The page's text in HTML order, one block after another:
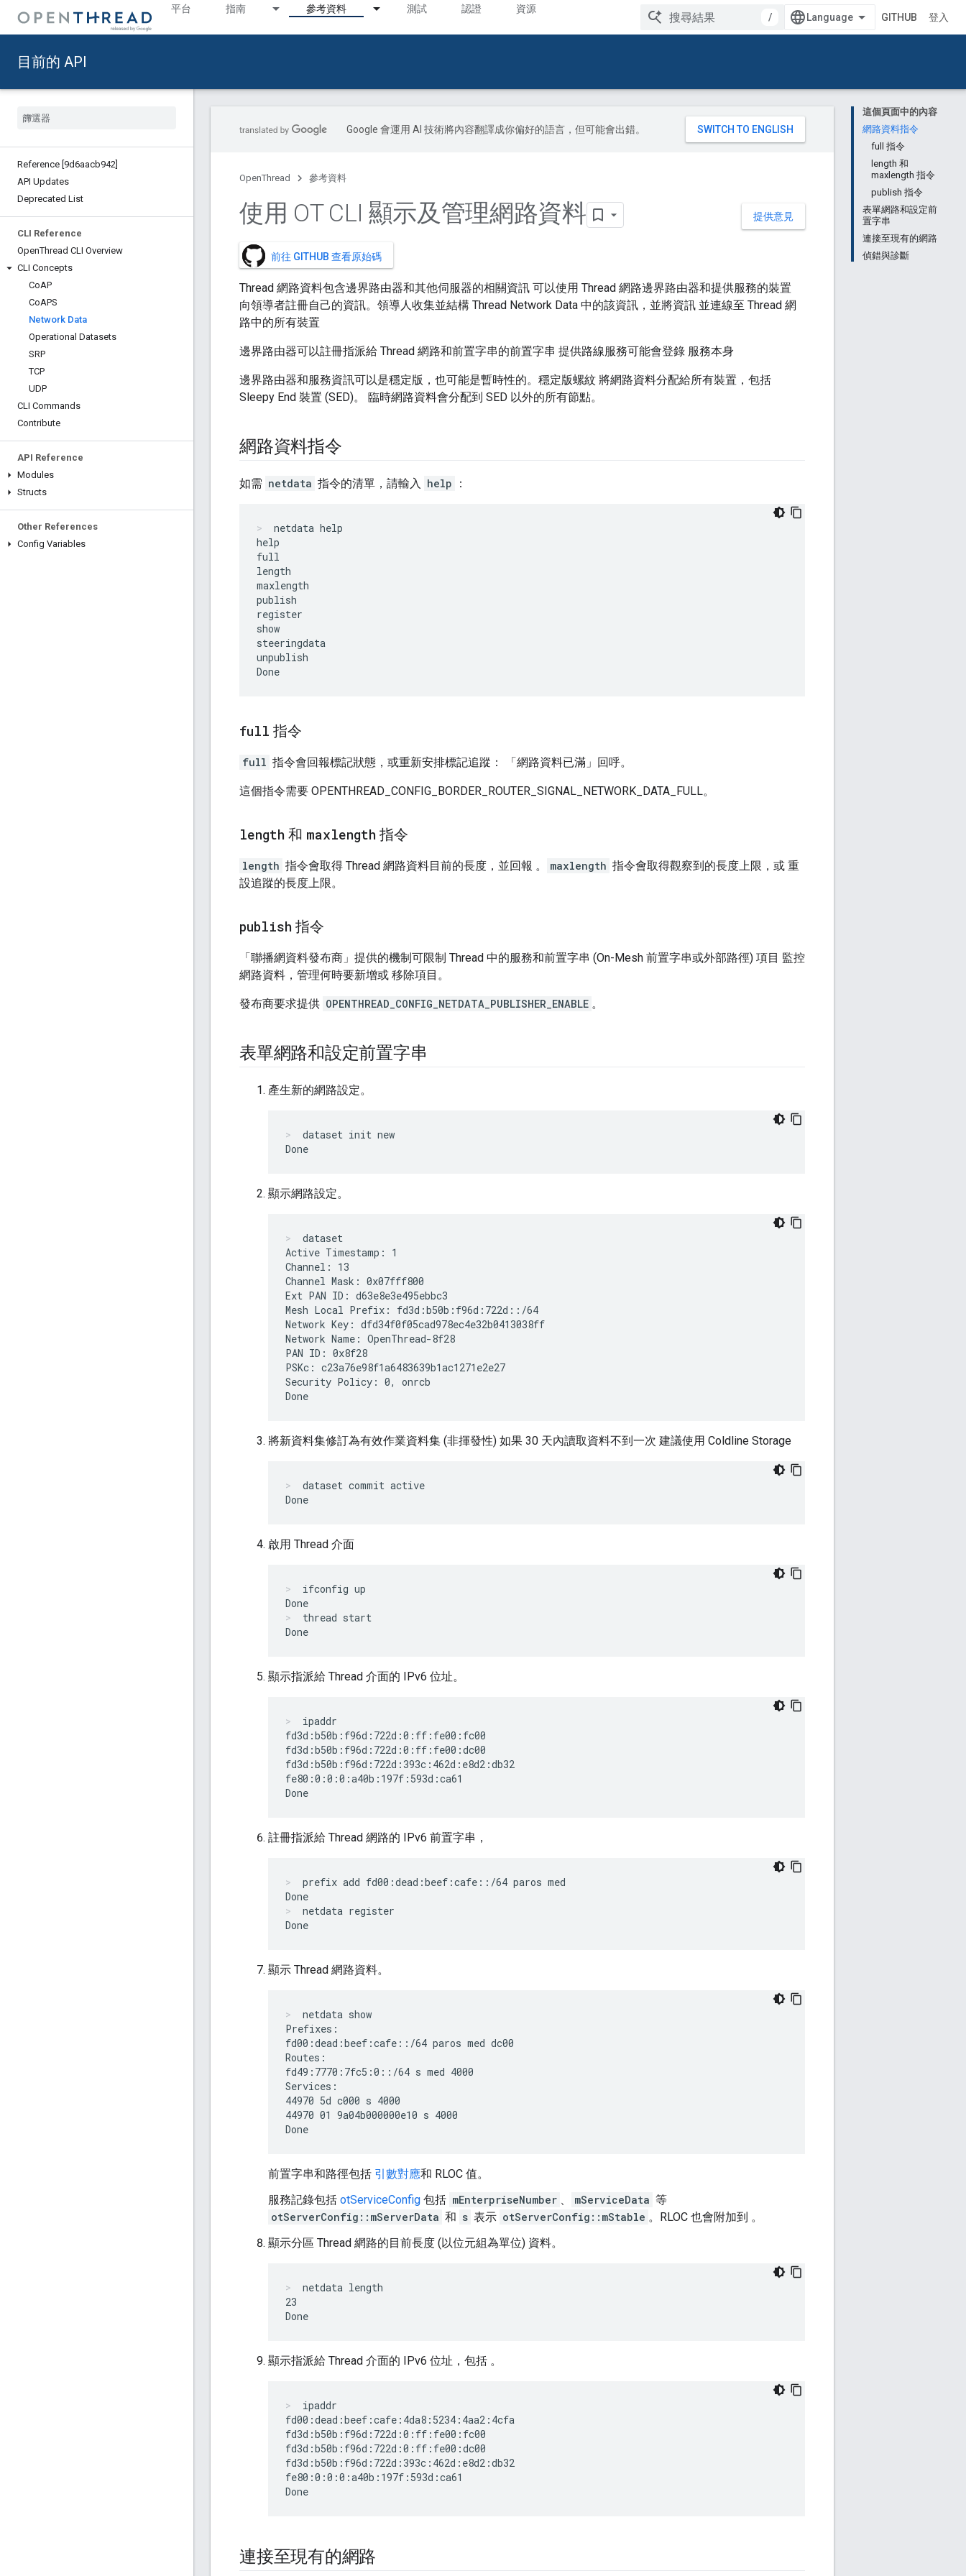
平台 指南 參考資料 測試 認證 資源
/ GITHUB 登入
目前的 API
Reference [9d6aacb942]
API Updates
Deprecated List
CLI Reference
OpenThread CLI Overview
CLI Concepts
CoAP
CoAPS
Network Data
Operational Datasets
SRP
TCP
UDP
CLI Commands
Contribute
API Reference
Modules
Structs
Other References
Config Variables
這個頁面中的內容
網路資料指令
full 指令
length 和
maxlength 指令
publish 指令
表單網路和設定前
置字串
連接至現有的網路
偵錯與診斷
Google 會運用 AI 技術將內容翻譯成你偏好的語言，但可能會出錯。
OpenThread 參考資料
提供意見
使用 OT CLI 顯示及管理網路資料
前往 GITHUB 查看原始碼
Thread 網路資料包含邊界路由器和其他伺服器的相關資訊 可以使用 Thread 網路邊界路由器和提供服務的裝置
向領導者註冊自己的資訊。領導人收集並結構 Thread Network Data 中的該資訊，並將資訊 並連線至 Thread 網
路中的所有裝置
邊界路由器可以註冊指派給 Thread 網路和前置字串的前置字串 提供路線服務可能會登錄 服務本身
邊界路由器和服務資訊可以是穩定版，也可能是暫時性的。穩定版螺紋 將網路資料分配給所有裝置，包括
Sleepy End 裝置 (SED)。 臨時網路資料會分配到 SED 以外的所有節點。
網路資料指令
如需 netdata 指令的清單，請輸入 help ：
netdata help
help
full
length
maxlength
publish
register
show
steeringdata
unpublish
full 指令
full 指令會回報標記狀態，或重新安排標記追蹤： 「網路資料已滿」回呼。
這個指令需要 OPENTHREAD_CONFIG_BORDER_ROUTER_SIGNAL_NETWORK_DATA_FULL。
length 和 maxlength 指令
length 指令會取得 Thread 網路資料目前的長度，並回報 。 maxlength 指令會取得觀察到的長度上限，或 重
設追蹤的長度上限。
publish 指令
「聯播網資料發布商」提供的機制可限制 Thread 中的服務和前置字串 (On-Mesh 前置字串或外部路徑) 項目 監控
網路資料，管理何時要新增或 移除項目。
發布商要求提供 OPENTHREAD_CONFIG_NETDATA_PUBLISHER_ENABLE 。
表單網路和設定前置字串
產生新的網路設定。
dataset init new
顯示網路設定。
dataset
Active Timestamp: 1
Channel: 13
Channel Mask: 0x07fff800
Ext PAN ID: d63e8e3e495ebbc3
Mesh Local Prefix: fd3d:b50b:f96d:722d::/64
Network Key: dfd34f0f05cad978ec4e32b0413038ff
Network Name: OpenThread-8f28
PAN ID: 0x8f28
PSKc: c23a76e98f1a6483639b1ac1271e2e27
Security Policy: 0, onrcb
將新資料集修訂為有效作業資料集 (非揮發性) 如果 30 天內讀取資料不到一次 建議使用 Coldline Storage
dataset commit active
啟用 Thread 介面
ifconfig up
thread start
顯示指派給 Thread 介面的 IPv6 位址。
ipaddr
fd3d:b50b:f96d:722d:0:ff:fe00:fc00
fd3d:b50b:f96d:722d:0:ff:fe00:dc00
fd3d:b50b:f96d:722d:393c:462d:e8d2:db32
fe80:0:0:0:a40b:197f:593d:ca61
註冊指派給 Thread 網路的 IPv6 前置字串，
prefix add fd00:dead:beef:cafe::/64 paros med
netdata register
顯示 Thread 網路資料。
netdata show
Prefixes:
fd00:dead:beef:cafe::/64 paros med dc00
Routes:
fd49:7770:7fc5:0::/64 s med 4000
Services:
44970 5d c000 s 4000
44970 01 9a04b000000e10 s 4000
前置字串和路徑包括 引數對應和 RLOC 值。
服務記錄包括 otServiceConfig 包括 mEnterpriseNumber 、 mServiceData 等
otServerConfig::mServerData 和 s 表示 otServerConfig::mStable 。RLOC 也會附加到 。
顯示分區 Thread 網路的目前長度 (以位元組為單位) 資料。
netdata length
23
顯示指派給 Thread 介面的 IPv6 位址，包括 。
ipaddr
fd00:dead:beef:cafe:4da8:5234:4aa2:4cfa
fd3d:b50b:f96d:722d:0:ff:fe00:fc00
fd3d:b50b:f96d:722d:0:ff:fe00:dc00
fd3d:b50b:f96d:722d:393c:462d:e8d2:db32
fe80:0:0:0:a40b:197f:593d:ca61
連接至現有的網路